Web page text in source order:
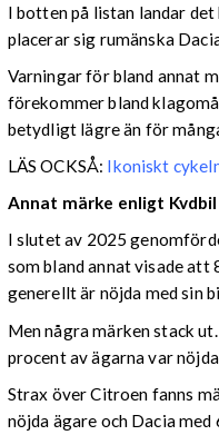
I botten på listan landar
placerar sig rumänska
Varningar för bland annat
förekommer bland
betydligt lägre än för
LÄS OCKSÅ: Ikoniskt
Annat märke enligt Kvdbil
I slutet av 2025
som bland annat visade att
generellt är nöjda med sin
Men några märken stack
procent av ägarna var nöjda.
Strax över Citroen fanns
nöjda ägare och Dacia